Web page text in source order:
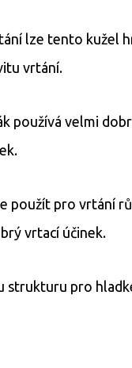
lze tento
vrtání.
používá velmi
použít pro vrtání
vrtací účinek.
strukturu pro